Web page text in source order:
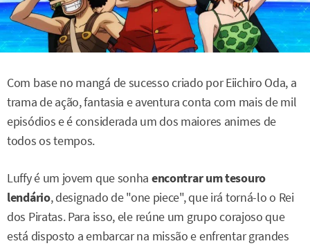
Com base no mangá de sucesso criado por Eiichiro Oda, a
trama de ação, fantasia e aventura conta com mais de mil
episódios e é considerada um dos maiores animes de
todos os tempos.
Luffy é um jovem que sonha encontrar um tesouro
lendário, designado de "one piece", que irá torná-lo o Rei
dos Piratas. Para isso, ele reúne um grupo corajoso que
está disposto a embarcar na missão e enfrentar grandes